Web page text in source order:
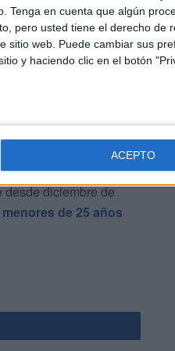
Tenga en cuenta que algún
pero usted tiene el derecho de
sitio web. Puede cambiar sus
y haciendo clic en el botón
ACEPTO
del INE, lo que
de un mes de
en un solo mes.
desde diciembre de
menores de 25 años